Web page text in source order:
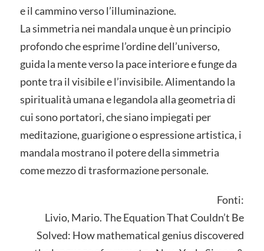
e il cammino verso l’illuminazione.
La simmetria nei mandala unque è un principio
profondo che esprime l’ordine dell’universo,
guida la mente verso la pace interiore e funge da
ponte tra il visibile e l’invisibile. Alimentando la
spiritualità umana e legandola alla geometria di
cui sono portatori, che siano impiegati per
meditazione, guarigione o espressione artistica, i
mandala mostrano il potere della simmetria
come mezzo di trasformazione personale.
Fonti:
Livio, Mario. The Equation That Couldn’t Be
Solved: How mathematical genius discovered